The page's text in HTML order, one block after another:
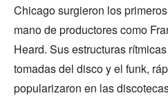
Chicago surgieron los
mano de productores como
Heard. Sus estructuras
tomadas del disco y el funk,
popularizaron en las